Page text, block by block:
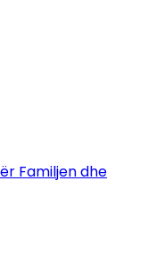
Familjen dhe